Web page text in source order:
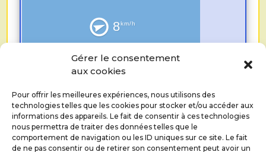
Gérer le consentement
aux cookies
Pour offrir les meilleures expériences, nous utilisons des
technologies telles que les cookies pour stocker et/ou accéder aux
informations des appareils. Le fait de consentir à ces technologies
nous permettra de traiter des données telles que le
comportement de navigation ou les ID uniques sur ce site. Le fait
de ne pas consentir ou de retirer son consentement peut avoir un
8km/h
0.0